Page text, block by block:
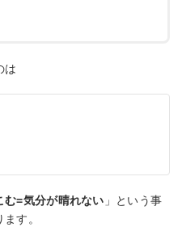
は
む=気分が晴れない 」という事
す。